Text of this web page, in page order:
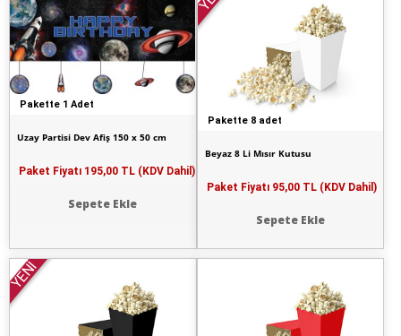
Pakette 1 Adet
Uzay Partisi Dev Afiş 150 x 50 cm
Paket Fiyatı 195,00 TL (KDV Dahil)
Sepete Ekle
Pakette 8 adet
Beyaz 8 Li Mısır Kutusu
Paket Fiyatı 95,00 TL (KDV Dahil)
Sepete Ekle
YENİ